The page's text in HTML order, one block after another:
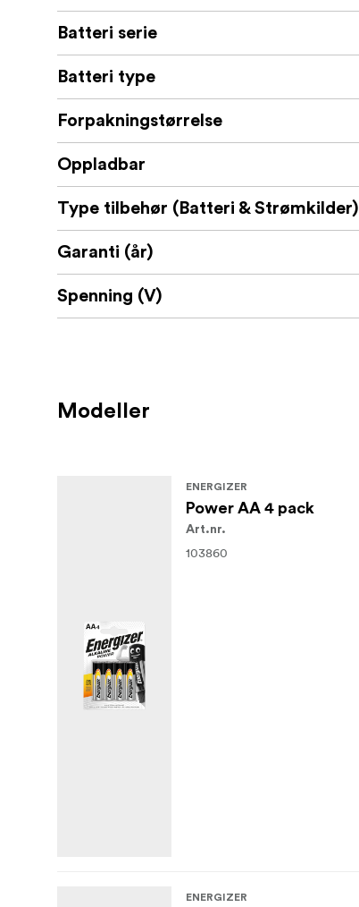
Batteri serie
Batteri type
Forpakningstørrelse
Oppladbar
Type tilbehør (Batteri & Strømkilder)
Garanti (år)
Spenning (V)
Modeller
ENERGIZER
Power AA 4 pack
Art.nr.
103860
ENERGIZER